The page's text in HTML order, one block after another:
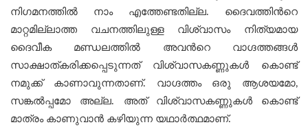
നിഗമനത്തില്‍ നാം എത്തേണ്ടതില്ല. ദൈവത്തിന്‍റെ
മാറ്റമില്ലാത്ത വചനത്തിലുള്ള വിശ്വാസം നിത്യമായ
ദൈവീക മണ്ഡലത്തിൽ അവന്‍റെ വാഗ്ദത്തങ്ങള്‍
സാക്ഷാത്കരിക്കപ്പെടുന്നത് വിശ്വാസകണ്ണുകള്‍ കൊണ്ട്
നമുക്ക് കാണാവുന്നതാണ്. വാഗ്ദത്തം ഒരു ആശയമോ,
സങ്കല്‍പ്പമോ അല്ല. അത് വിശ്വാസകണ്ണുകള്‍ കൊണ്ട്
മാത്രം കാണുവാന്‍ കഴിയുന്ന യഥാർത്ഥമാണ്.